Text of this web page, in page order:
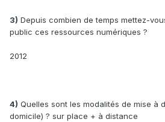
3) Depuis combien de temps mettez-
public ces ressources numériques ?
2012
4) Quelles sont les modalités de mise à
domicile) ? sur place + à distance